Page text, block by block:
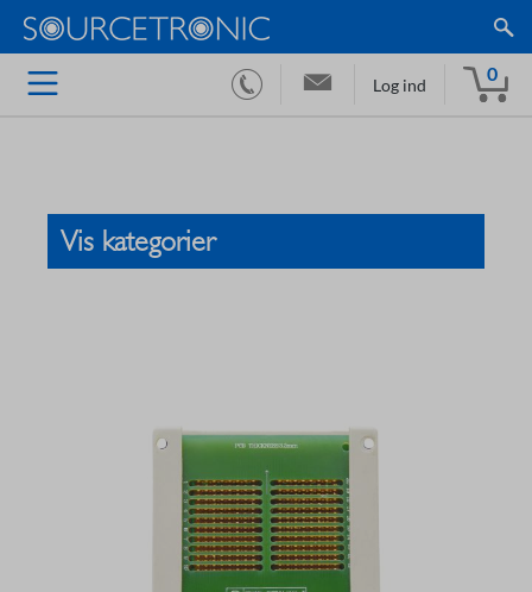
Log ind
0
Vis kategorier